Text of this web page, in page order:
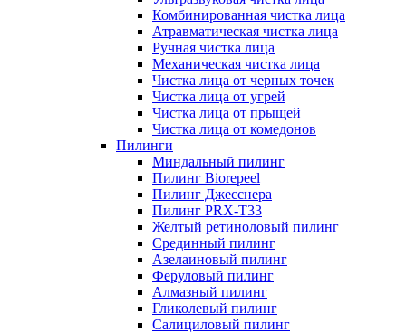
Комбинированная чистка лица
Атравматическая чистка лица
Ручная чистка лица
Механическая чистка лица
Чистка лица от черных точек
Чистка лица от угрей
Чистка лица от прыщей
Чистка лица от комедонов
Пилинги
Миндальный пилинг
Пилинг Biorepeel
Пилинг Джесснера
Пилинг PRX-T33
Желтый ретиноловый пилинг
Срединный пилинг
Азелаиновый пилинг
Феруловый пилинг
Алмазный пилинг
Гликолевый пилинг
Салициловый пилинг